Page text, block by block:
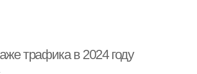
трафика в 2024 году